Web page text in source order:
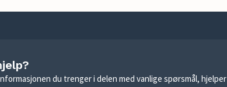
du trenger i delen med vanlige spørsmål, hjelper